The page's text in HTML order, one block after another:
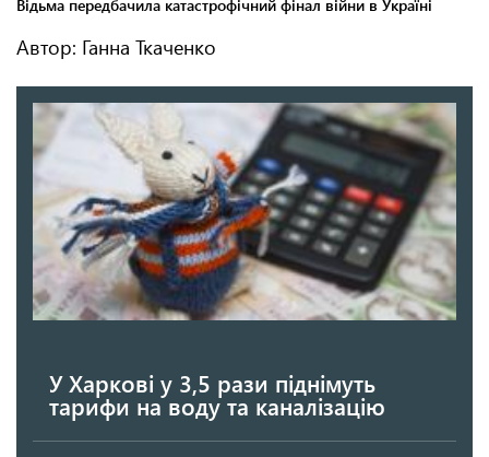
Автор: Ганна Ткаченко
У Харкові у 3,5 рази піднімуть
тарифи на воду та каналізацію